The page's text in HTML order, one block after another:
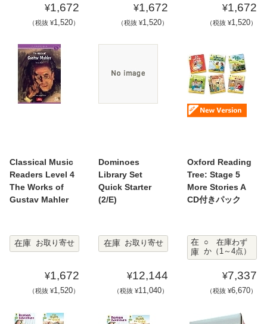
¥1,672
（税抜 ¥1,520）
¥1,672
（税抜 ¥1,520）
¥1,672
（税抜 ¥1,520）
Classical Music
Readers Level 4
The Works of
Gustav Mahler
在庫 お取り寄せ
¥1,672
（税抜 ¥1,520）
Dominoes
Library Set
Quick Starter
(2/E)
在庫 お取り寄せ
¥12,144
（税抜 ¥11,040）
Oxford Reading
Tree: Stage 5
More Stories A
CD付きパック
在
庫
○ 在庫わず
か（1～4点）
¥7,337
（税抜 ¥6,670）